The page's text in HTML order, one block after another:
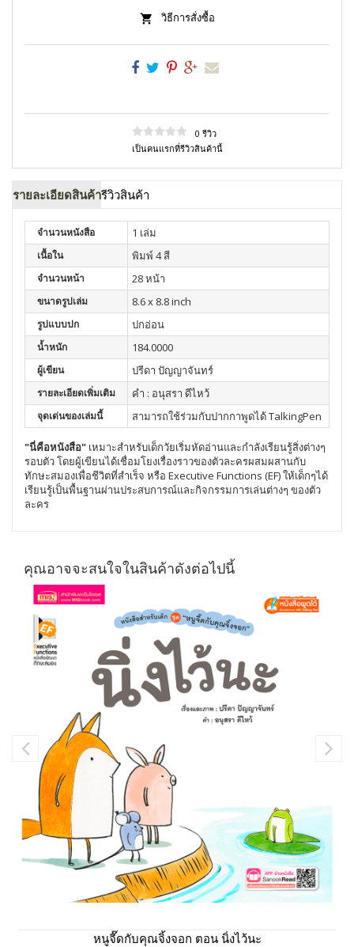
วิธีการสั่งซื้อ
0 รีวิว
เป็นคนแรกที่รีวิวสินค้านี้
รายละเอียดสินค้ารีวิวสินค้า
จำนวนหนังสือ 1 เล่ม
เนื้อใน พิมพ์ 4 สี
จำนวนหน้า 28 หน้า
ขนาดรูปเล่ม 8.6 x 8.8 inch
รูปแบบปก ปกอ่อน
น้ำหนัก 184.0000
ผู้เขียน ปรีดา ปัญญาจันทร์
รายละเอียดเพิ่มเติม คำ : อนุสรา ดีไหว้
จุดเด่นของเล่มนี้ สามารถใช้ร่วมกับปากกาพูดได้ TalkingPen
"นี่คือหนังสือ" เหมาะสำหรับเด็กวัยเริ่มหัดอ่านและกำลังเรียนรู้สิ่งต่างๆ
รอบตัว โดยผู้เขียนได้เชื่อมโยงเรื่องราวของตัวละครผสมผสานกับ
ทักษะสมองเพื่อชีวิตที่สำเร็จ หรือ Executive Functions (EF) ให้เด็กๆได้
เรียนรู้เป็นพื้นฐานผ่านประสบการณ์และกิจกรรมการเล่นต่างๆ ของตัว
ละคร
คุณอาจจะสนใจในสินค้าดังต่อไปนี้
หนูจี๊ดกับคุณจิ้งจอก ตอน นิ่งไว้นะ